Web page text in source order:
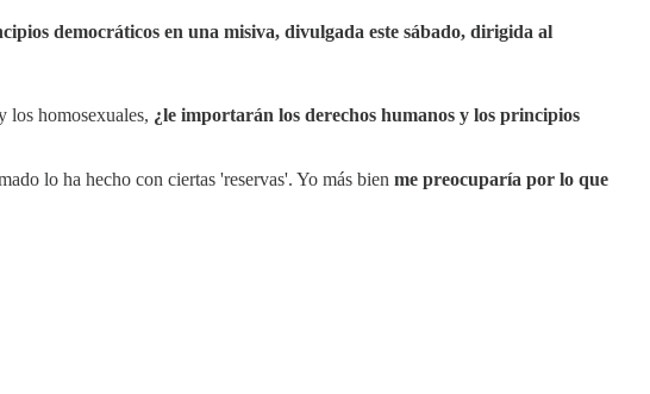
democráticos en una misiva, divulgada este sábado, dirigida al
los homosexuales, ¿le importarán los derechos humanos y los principios
lo ha hecho con ciertas 'reservas'. Yo más bien me preocuparía por lo que